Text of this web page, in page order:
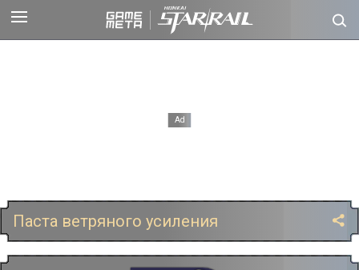
Паста ветряного усиления